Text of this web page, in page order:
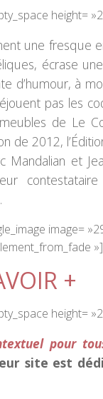
height=
une fresque
écrase
d’humour, à
pas les
de Le
de 2012,
Mandalian et
image=
+
height=
pour
site est